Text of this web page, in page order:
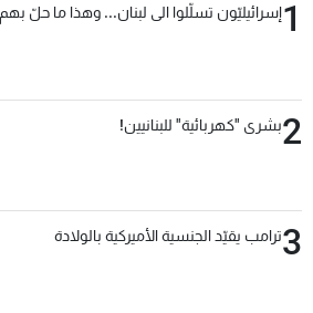
1إسرائيليّون تسلّلوا الى لبنان... وهذا ما حلّ بهم
2بشرى "كهربائية" للبنانيين!
3ترامب يقيّد الجنسية الأميركية بالولادة